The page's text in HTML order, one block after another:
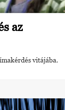
az
vitájába.